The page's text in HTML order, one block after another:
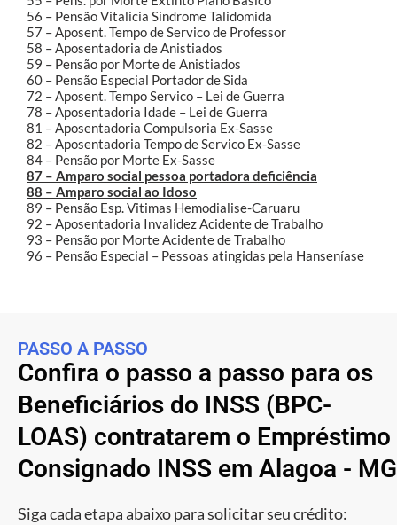
56 – Pensão Vitalicia Sindrome Talidomida
57 – Aposent. Tempo de Servico de Professor
58 – Aposentadoria de Anistiados
59 – Pensão por Morte de Anistiados
60 – Pensão Especial Portador de Sida
72 – Aposent. Tempo Servico – Lei de Guerra
78 – Aposentadoria Idade – Lei de Guerra
81 – Aposentadoria Compulsoria Ex-Sasse
82 – Aposentadoria Tempo de Servico Ex-Sasse
84 – Pensão por Morte Ex-Sasse
87 – Amparo social pessoa portadora deficiência
88 – Amparo social ao Idoso
89 – Pensão Esp. Vitimas Hemodialise-Caruaru
92 – Aposentadoria Invalidez Acidente de Trabalho
93 – Pensão por Morte Acidente de Trabalho
96 – Pensão Especial – Pessoas atingidas pela Hanseníase
PASSO A PASSO
Confira o passo a passo para os
Beneficiários do INSS (BPC-
LOAS) contratarem o Empréstimo
Consignado INSS em Alagoa - MG
Siga cada etapa abaixo para solicitar seu crédito: